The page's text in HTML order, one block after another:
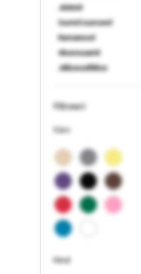
Jalatsid
Suured suurused
Rannamood
Aksessuaarid
Jätkusuutlikkus
Filtreeri
Värv
Hind